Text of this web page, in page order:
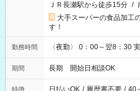
ＪＲ長瀬駅から徒歩15分 /
大手スーパーの食品加工
す！
勤務時間 〈夜勤〉 0：00～翌8：30
期間 長期 開始日相談OK
特徴 日払いOK / 履歴書不要 / 40